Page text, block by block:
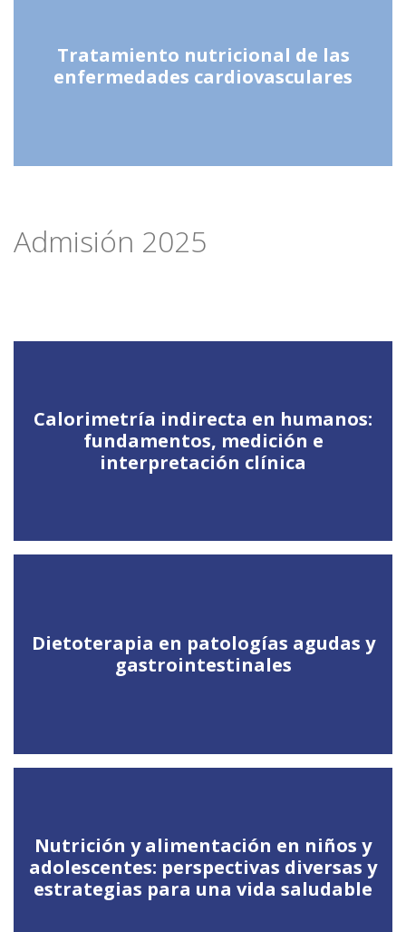
Tratamiento nutricional de las
enfermedades cardiovasculares
Admisión 2025
Calorimetría indirecta en humanos:
fundamentos, medición e
interpretación clínica
Dietoterapia en patologías agudas y
gastrointestinales
Nutrición y alimentación en niños y
adolescentes: perspectivas diversas y
estrategias para una vida saludable